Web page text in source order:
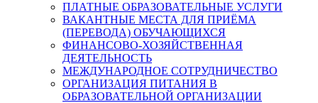
ПЛАТНЫЕ ОБРАЗОВАТЕЛЬНЫЕ УСЛУГИ
ВАКАНТНЫЕ МЕСТА ДЛЯ ПРИЁМА
(ПЕРЕВОДА) ОБУЧАЮЩИХСЯ
ФИНАНСОВО-ХОЗЯЙСТВЕННАЯ
ДЕЯТЕЛЬНОСТЬ
МЕЖДУНАРОДНОЕ СОТРУДНИЧЕСТВО
ОРГАНИЗАЦИЯ ПИТАНИЯ В
ОБРАЗОВАТЕЛЬНОЙ ОРГАНИЗАЦИИ